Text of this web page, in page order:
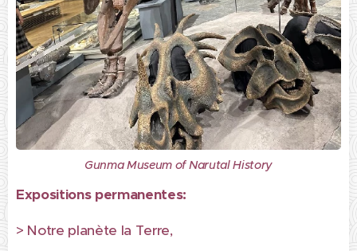
Gunma Museum of Narutal History
Expositions permanentes:
> Notre planète la Terre,